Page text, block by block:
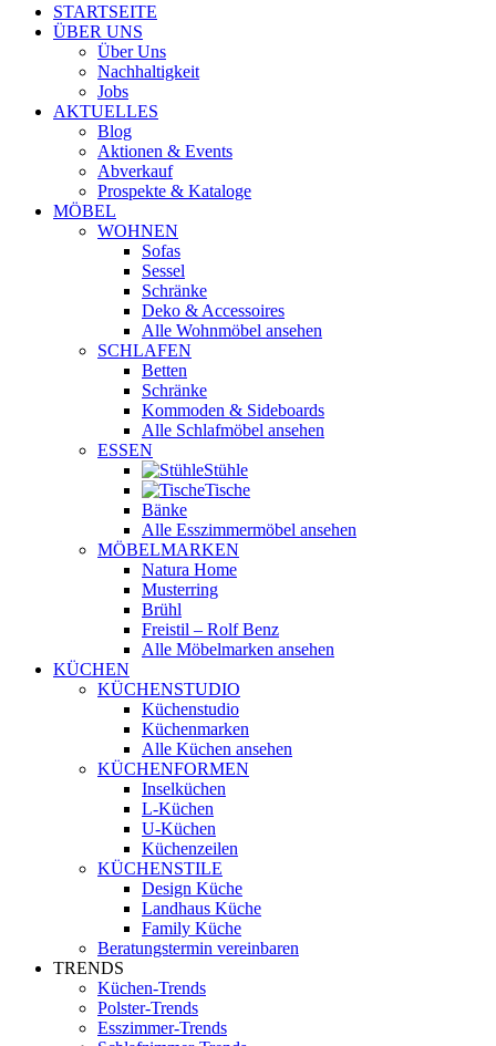
STARTSEITE
ÜBER UNS
Über Uns
Nachhaltigkeit
Jobs
AKTUELLES
Blog
Aktionen & Events
Abverkauf
Prospekte & Kataloge
MÖBEL
WOHNEN
Sofas
Sessel
Schränke
Deko & Accessoires
Alle Wohnmöbel ansehen
SCHLAFEN
Betten
Schränke
Kommoden & Sideboards
Alle Schlafmöbel ansehen
ESSEN
Stühle
Tische
Bänke
Alle Esszimmermöbel ansehen
MÖBELMARKEN
Natura Home
Musterring
Brühl
Freistil – Rolf Benz
Alle Möbelmarken ansehen
KÜCHEN
KÜCHENSTUDIO
Küchenstudio
Küchenmarken
Alle Küchen ansehen
KÜCHENFORMEN
Inselküchen
L-Küchen
U-Küchen
Küchenzeilen
KÜCHENSTILE
Design Küche
Landhaus Küche
Family Küche
Beratungstermin vereinbaren
TRENDS
Küchen-Trends
Polster-Trends
Esszimmer-Trends